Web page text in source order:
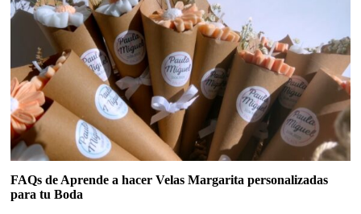
FAQs de Aprende a hacer Velas Margarita personalizadas
para tu Boda